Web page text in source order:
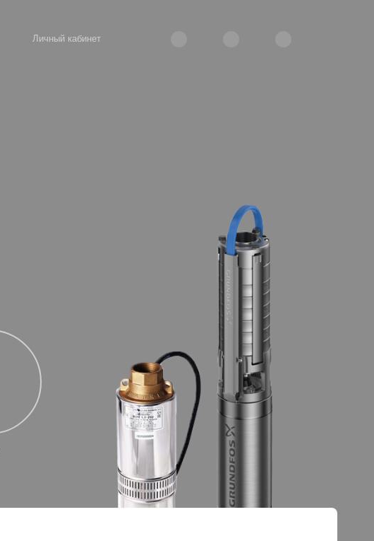
Личный кабинет